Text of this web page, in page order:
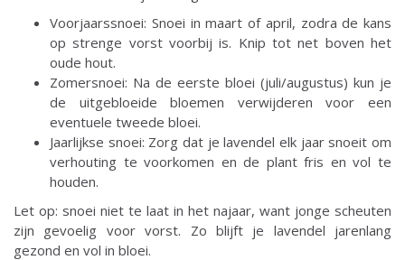
Voorjaarssnoei: Snoei in maart of april, zodra de kans
op strenge vorst voorbij is. Knip tot net boven het
oude hout.
Zomersnoei: Na de eerste bloei (juli/augustus) kun je
de uitgebloeide bloemen verwijderen voor een
eventuele tweede bloei.
Jaarlijkse snoei: Zorg dat je lavendel elk jaar snoeit om
verhouting te voorkomen en de plant fris en vol te
houden.
Let op: snoei niet te laat in het najaar, want jonge scheuten
zijn gevoelig voor vorst. Zo blijft je lavendel jarenlang
gezond en vol in bloei.